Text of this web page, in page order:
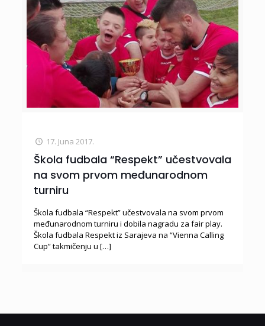
17. Juna 2017.
Škola fudbala “Respekt” učestvovala
na svom prvom međunarodnom
turniru
Škola fudbala “Respekt” učestvovala na svom prvom
međunarodnom turniru i dobila nagradu za fair play.
Škola fudbala Respekt iz Sarajeva na “Vienna Calling
Cup” takmičenju u […]